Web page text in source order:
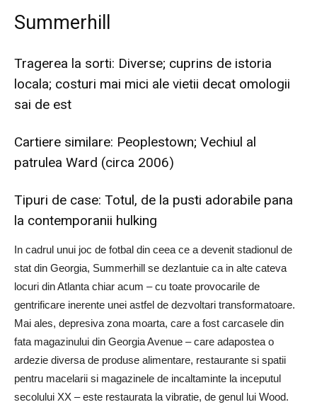
Summerhill
Tragerea la sorti: Diverse; cuprins de istoria
locala; costuri mai mici ale vietii decat omologii
sai de est
Cartiere similare: Peoplestown; Vechiul al
patrulea Ward (circa 2006)
Tipuri de case: Totul, de la pusti adorabile pana
la contemporanii hulking
In cadrul unui joc de fotbal din ceea ce a devenit stadionul de
stat din Georgia, Summerhill se dezlantuie ca in alte cateva
locuri din Atlanta chiar acum – cu toate provocarile de
gentrificare inerente unei astfel de dezvoltari transformatoare.
Mai ales, depresiva zona moarta, care a fost carcasele din
fata magazinului din Georgia Avenue – care adapostea o
ardezie diversa de produse alimentare, restaurante si spatii
pentru macelarii si magazinele de incaltaminte la inceputul
secolului XX – este restaurata la vibratie, de genul lui Wood.